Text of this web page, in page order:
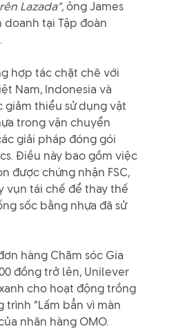
Lazada”, ông James
doanh tại Tập đoàn
hợp tác chặt chẽ với
Nam, Indonesia và
giảm thiểu sử dụng vật
trong vận chuyển
giải pháp đóng gói
Điều này bao gồm việc
được chứng nhận FSC,
vụn tái chế để thay thế
sốc bằng nhựa đã sử
hàng Chăm sóc Gia
đồng trở lên, Unilever
cho hoạt động trồng
“Lấm bẩn vì màn
nhãn hàng OMO.